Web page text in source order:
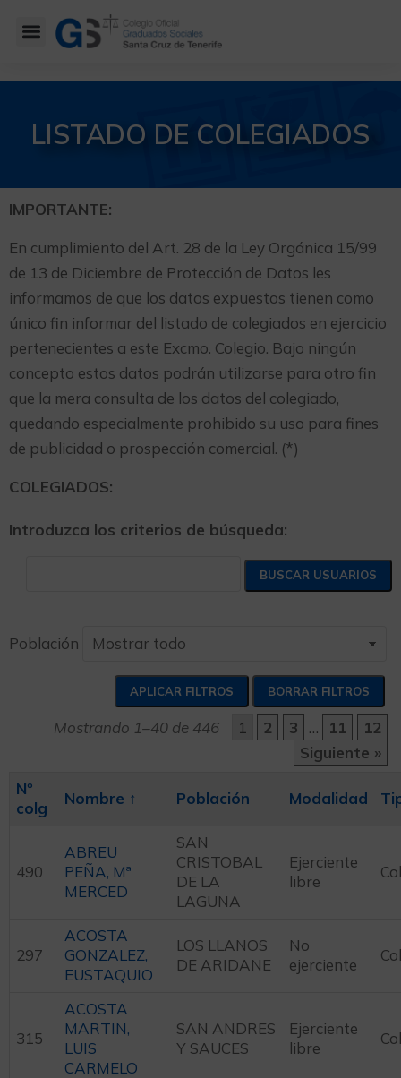
LISTADO DE COLEGIADOS
IMPORTANTE:
En cumplimiento del Art. 28 de la Ley Orgánica 15/99
de 13 de Diciembre de Protección de Datos les
informamos de que los datos expuestos tienen como
único fin informar del listado de colegiados en ejercicio
pertenecientes a este Excmo. Colegio. Bajo ningún
concepto estos datos podrán utilizarse para otro fin
que la mera consulta de los datos del colegiado,
quedando especialmente prohibido su uso para fines
de publicidad o prospección comercial. (*)
COLEGIADOS:
Introduzca los criterios de búsqueda:
Población
Mostrando 1–40 de 446 1 2 3 … 11
12
Siguiente »
Nº
colg
Nombre ↑ Población Modalidad
490
ABREU
PEÑA, Mª
MERCED
SAN
CRISTOBAL
DE LA
LAGUNA
Ejerciente
libre
297
ACOSTA
GONZALEZ,
EUSTAQUIO
LOS LLANOS
DE ARIDANE
No
ejerciente
315
ACOSTA
MARTIN,
LUIS
CARMELO
SAN ANDRES
Y SAUCES
Ejerciente
libre